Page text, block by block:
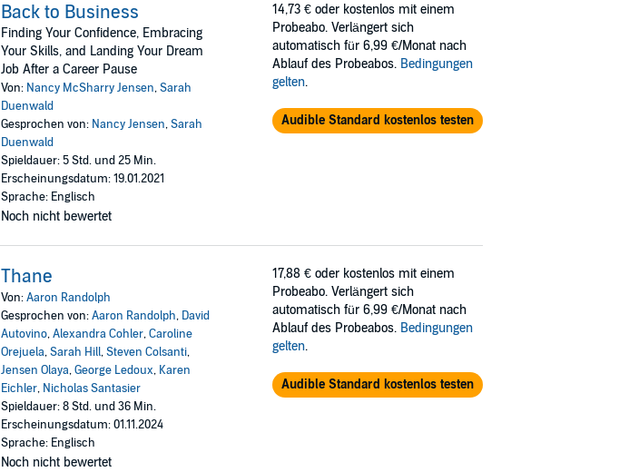
Back to Business
Finding Your Confidence, Embracing
Your Skills, and Landing Your Dream
Job After a Career Pause
Von: Nancy McSharry Jensen,Sarah
Duenwald
Gesprochen von: Nancy Jensen,Sarah
Duenwald
Spieldauer: 5 Std. und 25 Min.
Erscheinungsdatum: 19.01.2021
Sprache: Englisch
Noch nicht bewertet
14,73 € oder kostenlos mit einem
Probeabo. Verlängert sich
automatisch für 6,99 €/Monat nach
Ablauf des Probeabos. Bedingungen
gelten.
Audible Standard kostenlos testen
Thane
Von:Aaron Randolph
Gesprochen von:Aaron Randolph, David
Autovino,Alexandra Cohler,Caroline
Orejuela,Sarah Hill,Steven Colsanti,
Jensen Olaya,George Ledoux, Karen
Eichler, Nicholas Santasier
Spieldauer: 8 Std. und 36 Min.
Erscheinungsdatum: 01.11.2024
Sprache: Englisch
Noch nicht bewertet
17,88 € oder kostenlos mit einem
Probeabo. Verlängert sich
automatisch für 6,99 €/Monat nach
Ablauf des Probeabos. Bedingungen
gelten.
Audible Standard kostenlos testen